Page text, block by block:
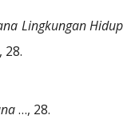
Lingkungan Hidup
28.
…, 28.